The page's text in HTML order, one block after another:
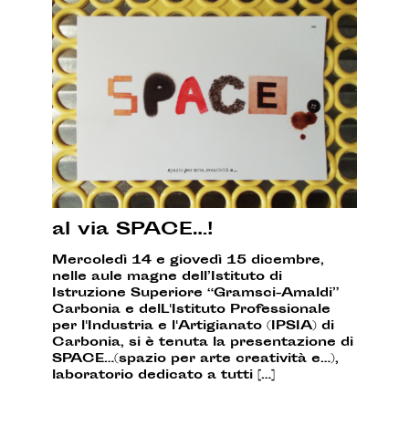
al via SPACE…!
Mercoledì 14 e giovedì 15 dicembre,
nelle aule magne dell’Istituto di
Istruzione Superiore “Gramsci-Amaldi”
Carbonia e delL'Istituto Professionale
per l'Industria e l'Artigianato (IPSIA) di
Carbonia, si è tenuta la presentazione di
SPACE…(spazio per arte creatività e…),
laboratorio dedicato a tutti […]